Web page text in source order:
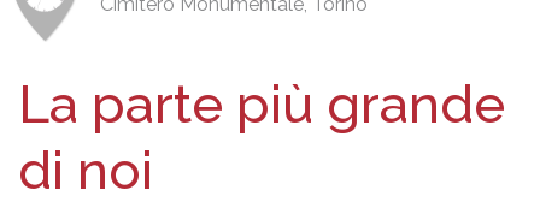
La parte più grande
di noi